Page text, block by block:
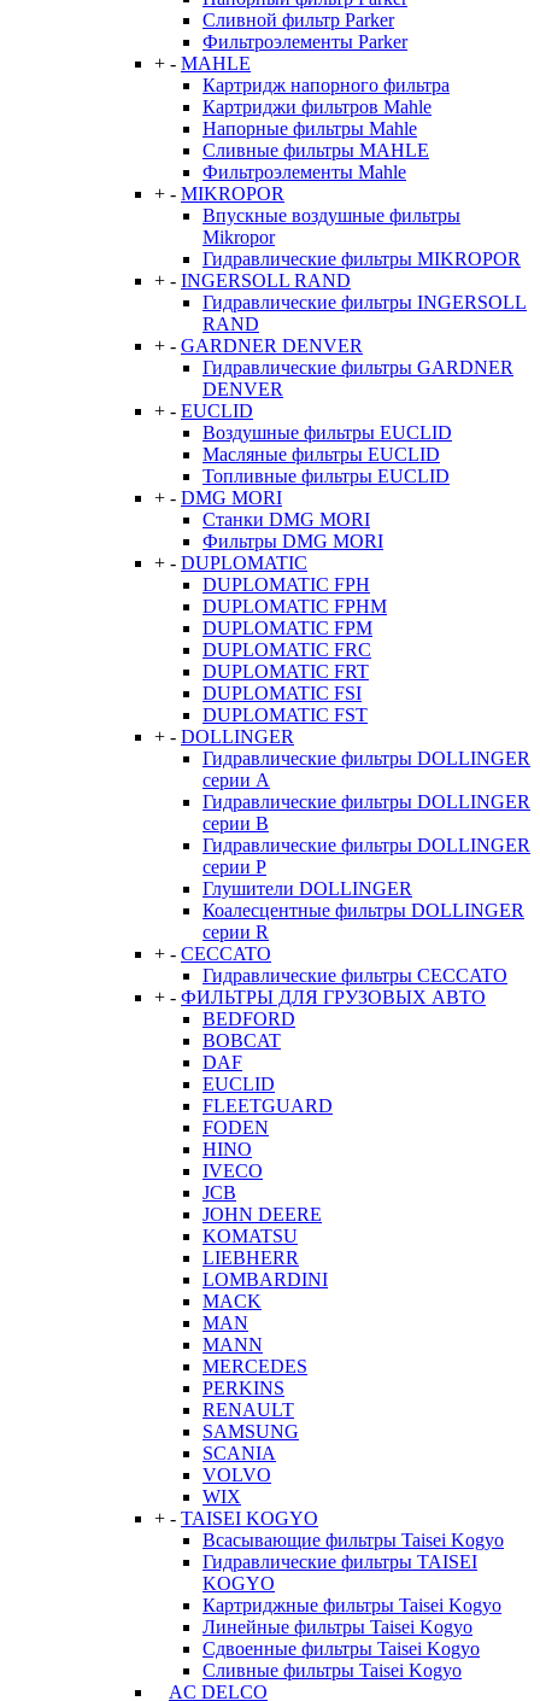
Сливной фильтр Parker
Фильтроэлементы Parker
+ - MAHLE
Картридж напорного фильтра
Картриджи фильтров Mahle
Напорные фильтры Mahle
Сливные фильтры MAHLE
Фильтроэлементы Mahle
+ - MIKROPOR
Впускные воздушные фильтры
Mikropor
Гидравлические фильтры MIKROPOR
+ - INGERSOLL RAND
Гидравлические фильтры INGERSOLL
RAND
+ - GARDNER DENVER
Гидравлические фильтры GARDNER
DENVER
+ - EUCLID
Воздушные фильтры EUCLID
Масляные фильтры EUCLID
Топливные фильтры EUCLID
+ - DMG MORI
Станки DMG MORI
Фильтры DMG MORI
+ - DUPLOMATIC
DUPLOMATIC FPH
DUPLOMATIC FPHM
DUPLOMATIC FPM
DUPLOMATIC FRC
DUPLOMATIC FRT
DUPLOMATIC FSI
DUPLOMATIC FST
+ - DOLLINGER
Гидравлические фильтры DOLLINGER
серии A
Гидравлические фильтры DOLLINGER
серии B
Гидравлические фильтры DOLLINGER
серии P
Глушители DOLLINGER
Коалесцентные фильтры DOLLINGER
серии R
+ - CECCATO
Гидравлические фильтры CECCATO
+ - ФИЛЬТРЫ ДЛЯ ГРУЗОВЫХ АВТО
BEDFORD
BOBCAT
DAF
EUCLID
FLEETGUARD
FODEN
HINO
IVECO
JCB
JOHN DEERE
KOMATSU
LIEBHERR
LOMBARDINI
MACK
MAN
MANN
MERCEDES
PERKINS
RENAULT
SAMSUNG
SCANIA
VOLVO
WIX
+ - TAISEI KOGYO
Всасывающие фильтры Taisei Kogyo
Гидравлические фильтры TAISEI
KOGYO
Картриджные фильтры Taisei Kogyo
Линейные фильтры Taisei Kogyo
Сдвоенные фильтры Taisei Kogyo
Сливные фильтры Taisei Kogyo
AC DELCO